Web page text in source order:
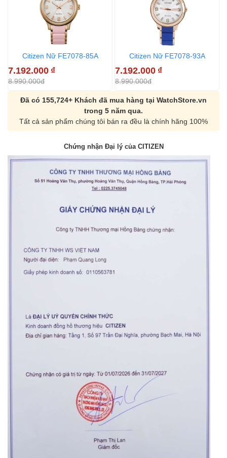
Citizen Nữ FE7078-85A
7.192.000 ₫
8.990.000đ
Citizen Nữ FE7078-93A
7.192.000 ₫
8.990.000đ
Đã có 155,724+ Khách đã mua hàng tại WatchStore.vn
trong 5 năm qua.
Tất cả sản phẩm chúng tôi bán ra đều là chính hãng 100%
Chứng nhận Đại lý của CITIZEN